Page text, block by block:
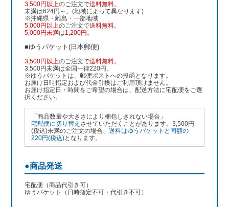
3,500円以上のご注文で送料無料。
未満は624円～。(地域によって異なります)
※沖縄県・離島・一部地域
5,000円以上のご注文で送料無料。
5,000円未満は1,200円 。
■ゆうパケット(日本郵便)
3,500円以上のご注文で送料無料。
3,500円未満は全国一律220円。
※ゆうパケットは、郵便ポストへの投函となります。
お届け日時指定および代金引換はご利用頂けません。
お届け指定日・時間をご希望の場合は、配送方法に宅配便をご選
択ください。
「商品数量や大きさにより梱包しきれない場合」
宅配便に切り替え させていただくことがあります。3,500円
(税込)未満のご注文の場合、送料はゆうパケットと同額の
220円(税込)となります。
●商品発送
宅配便（商品代引き可）
ゆうパケット（日時指定不可・代引き不可）